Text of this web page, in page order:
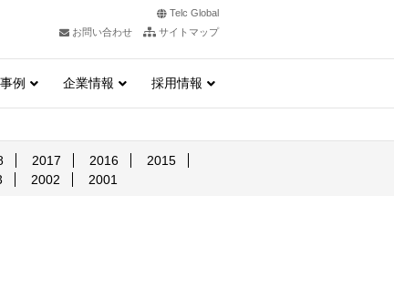
Telc Global
お問い合わせ
サイトマップ
例 企業情報 採用情報
2017 2016
2015
2002 2001